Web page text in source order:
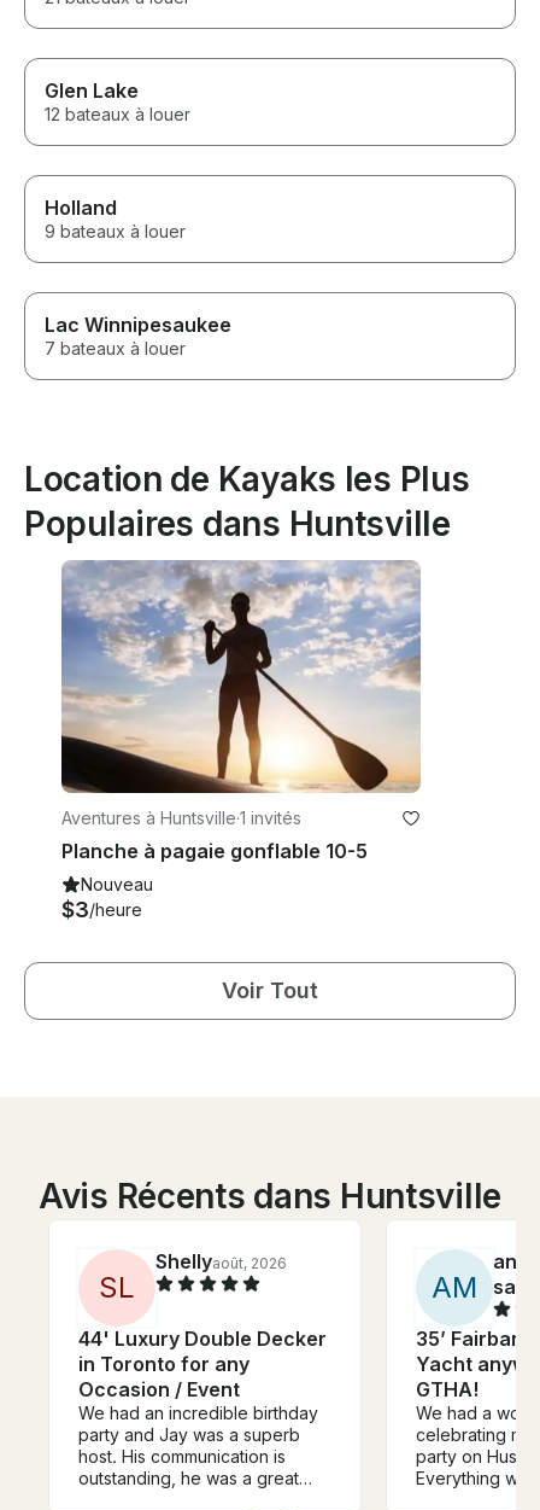
Glen Lake
12 bateaux à louer
Holland
9 bateaux à louer
Lac Winnipesaukee
7 bateaux à louer
Location de Kayaks les Plus
Populaires dans Huntsville
Aventures à Huntsville·1 invités
Planche à pagaie gonflable 10-5
Nouveau
$3/heure
Voir Tout
Avis Récents dans Huntsville
SL
Shellyaoût, 2026
44' Luxury Double Decker
in Toronto for any
Occasion / Event
We had an incredible birthday
party and Jay was a superb
host. His communication is
outstanding, he was a great
AM
35’
Yacht
GTHA!
We had a
celebrating
party on
Everything